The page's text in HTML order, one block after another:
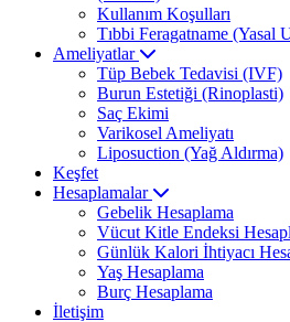
Kullanım Koşulları
Tıbbi Feragatname (Yasal
Ameliyatlar
Tüp Bebek Tedavisi (IVF)
Burun Estetiği (Rinoplasti)
Saç Ekimi
Varikosel Ameliyatı
Liposuction (Yağ Aldırma)
Keşfet
Hesaplamalar
Gebelik Hesaplama
Vücut Kitle Endeksi
Günlük Kalori İhtiyacı
Yaş Hesaplama
Burç Hesaplama
İletişim